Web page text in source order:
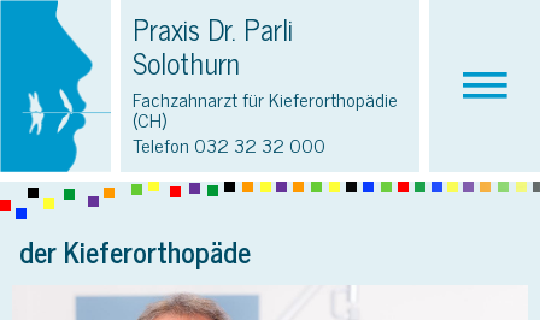
Praxis Dr. Parli
Solothurn
Fachzahnarzt für Kieferorthopädie
(CH)
Telefon 032 32 32 000
der Kieferorthopäde